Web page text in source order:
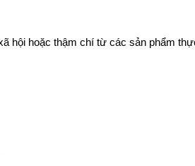
hội hoặc thậm chí từ các sản phẩm